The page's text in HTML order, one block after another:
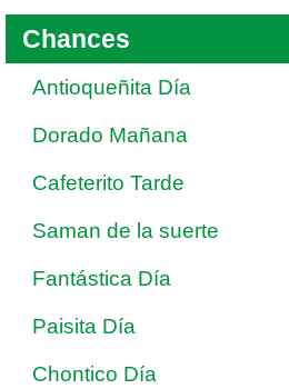
Chances
Antioqueñita Día
Dorado Mañana
Cafeterito Tarde
Saman de la suerte
Fantástica Día
Paisita Día
Chontico Día